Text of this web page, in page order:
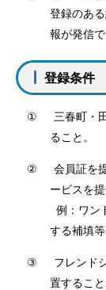
登録のあ
報が発信で
登録条件
①
三春町・
ること。
②
会員証を
ービスを
例： ワン
する補填等
③
フレンド
置すること